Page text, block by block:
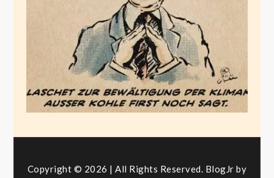
Januar 19, 2021
Copyright © 2026 | All Rights Reserved. BlogJr by